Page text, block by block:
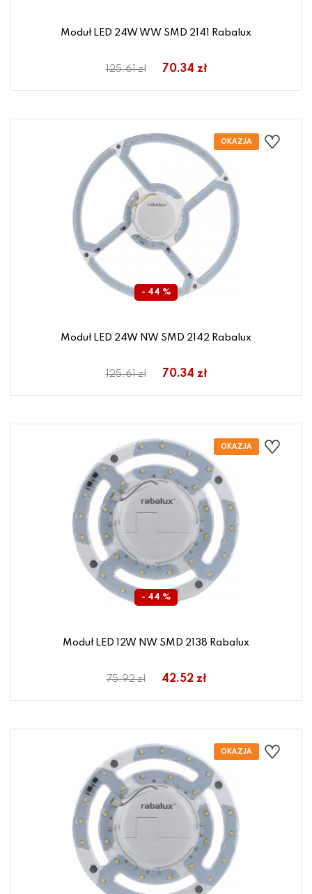
Moduł LED 24W WW SMD 2141 Rabalux
125.61 zł 70.34 zł
- 44 %
Moduł LED 24W NW SMD 2142 Rabalux
125.61 zł 70.34 zł
- 44 %
Moduł LED 12W NW SMD 2138 Rabalux
75.92 zł 42.52 zł